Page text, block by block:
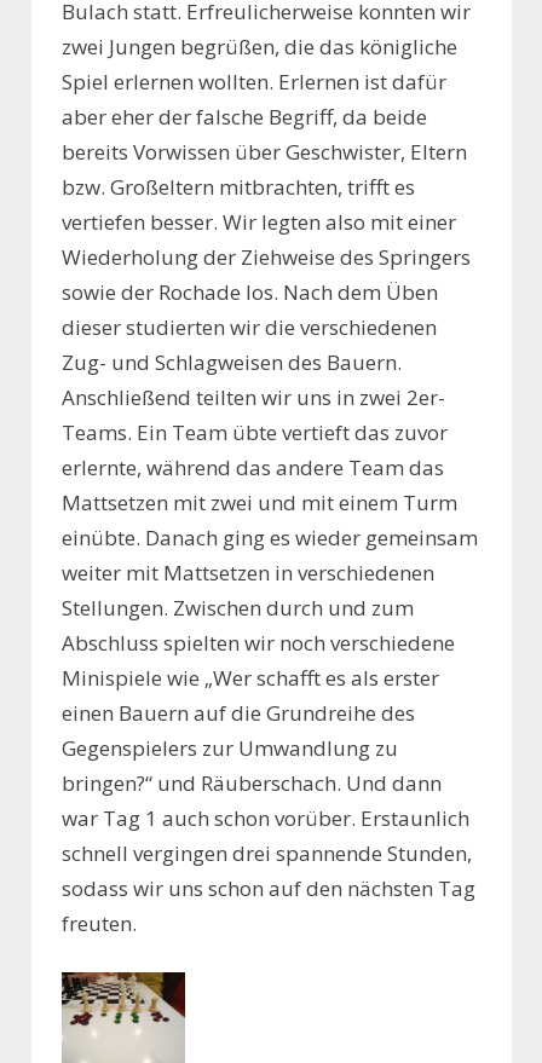
Bulach statt. Erfreulicherweise konnten wir
zwei Jungen begrüßen, die das königliche
Spiel erlernen wollten. Erlernen ist dafür
aber eher der falsche Begriff, da beide
bereits Vorwissen über Geschwister, Eltern
bzw. Großeltern mitbrachten, trifft es
vertiefen besser. Wir legten also mit einer
Wiederholung der Ziehweise des Springers
sowie der Rochade los. Nach dem Üben
dieser studierten wir die verschiedenen
Zug- und Schlagweisen des Bauern.
Anschließend teilten wir uns in zwei 2er-
Teams. Ein Team übte vertieft das zuvor
erlernte, während das andere Team das
Mattsetzen mit zwei und mit einem Turm
einübte. Danach ging es wieder gemeinsam
weiter mit Mattsetzen in verschiedenen
Stellungen. Zwischen durch und zum
Abschluss spielten wir noch verschiedene
Minispiele wie „Wer schafft es als erster
einen Bauern auf die Grundreihe des
Gegenspielers zur Umwandlung zu
bringen?“ und Räuberschach. Und dann
war Tag 1 auch schon vorüber. Erstaunlich
schnell vergingen drei spannende Stunden,
sodass wir uns schon auf den nächsten Tag
freuten.